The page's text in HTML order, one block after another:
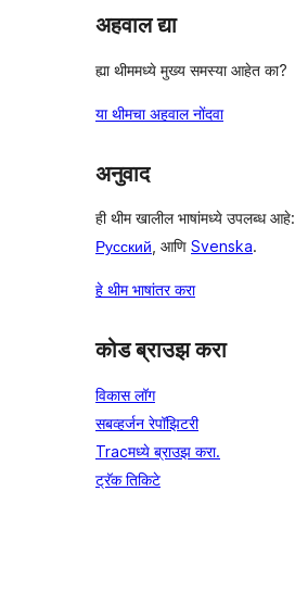
अहवाल द्या
ह्या थीममध्ये मुख्य समस्या आहेत का?
या थीमचा अहवाल नोंदवा
अनुवाद
ही थीम खालील भाषांमध्ये उपलब्ध आहे:
Русский , आणि Svenska.
हे थीम भाषांतर करा
कोड ब्राउझ करा
विकास लॉग
सबव्हर्जन रेपॉझिटरी
Tracमध्ये ब्राउझ करा.
ट्रॅक तिकिटे